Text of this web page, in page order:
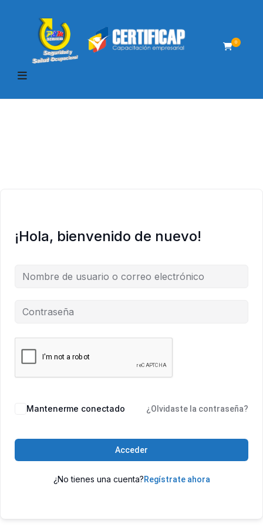
0
¡Hola, bienvenido de nuevo!
Mantenerme conectado ¿Olvidaste la contraseña?
Acceder
¿No tienes una cuenta?Regístrate ahora